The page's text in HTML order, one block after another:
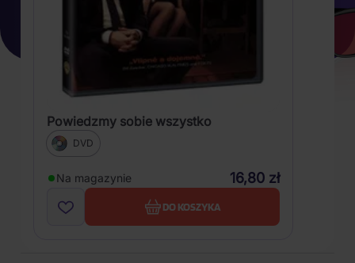
Powiedzmy sobie wszystko
DVD
Na magazynie 16,80 zł
DO KOSZYKA